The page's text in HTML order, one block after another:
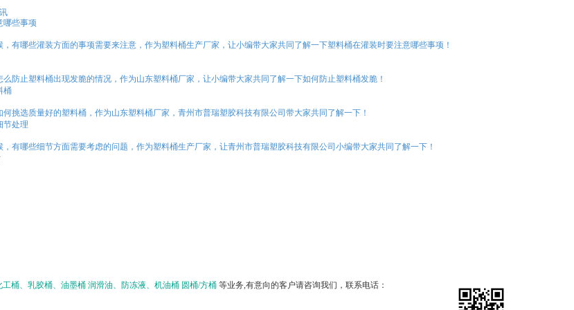
哪些事项
有哪些灌装方面的事项需要来注意，作为塑料桶生产厂家，让小编带大家共同了解一下塑料桶在灌装时要注意哪些事项！
防止塑料桶出现发脆的情况，作为山东塑料桶厂家，让小编带大家共同了解一下如何防止塑料桶发脆！
桶
挑选质量好的塑料桶，作为山东塑料桶厂家，青州市普瑞塑胶科技有限公司带大家共同了解一下！
节处理
有哪些细节方面需要考虑的问题，作为塑料桶生产厂家，让青州市普瑞塑胶科技有限公司小编带大家共同了解一下！
工桶、乳胶桶、油墨桶 润滑油、防冻液、机油桶 圆桶/方桶 等业务,有意向的客户请咨询我们，联系电话：